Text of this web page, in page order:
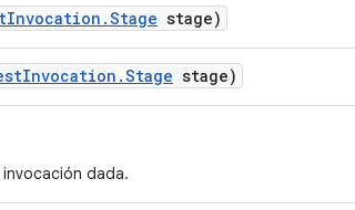
Invocation .Stage stage)
Invocation .Stage stage)
dada.